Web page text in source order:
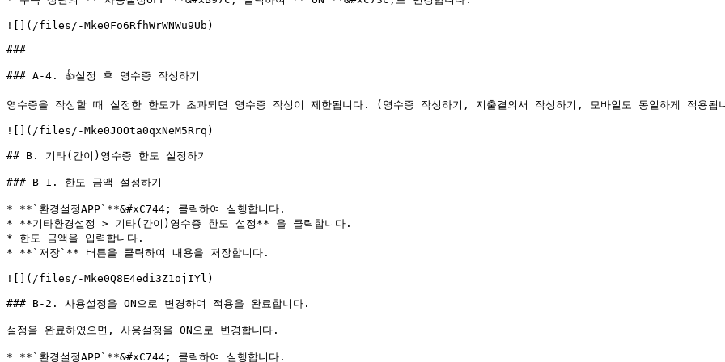
![](/files/-Mke0Fo6RfhWrWNWu9Ub)
###
### A-4. 👍설정 후 영수증 작성하기
영수증을 작성할 때 설정한 한도가 초과되면 영수증 작성이 제한됩니다. (영수증 작성하기, 지출결의서 작성하기, 모바일도 동일하게 적용됩
![](/files/-Mke0JOOta0qxNeM5Rrq)
## B. 기타(간이)영수증 한도 설정하기
### B-1. 한도 금액 설정하기
* **`환경설정APP`**&#xC744; 클릭하여 실행합니다.
* **기타환경설정 > 기타(간이)영수증 한도 설정** 을 클릭합니다.
* 한도 금액을 입력합니다.
* **`저장`** 버튼을 클릭하여 내용을 저장합니다.
![](/files/-Mke0Q8E4edi3Z1ojIYl)
### B-2. 사용설정을 ON으로 변경하여 적용을 완료합니다.
설정을 완료하였으면, 사용설정을 ON으로 변경합니다.
* **`환경설정APP`**&#xC744; 클릭하여 실행합니다.